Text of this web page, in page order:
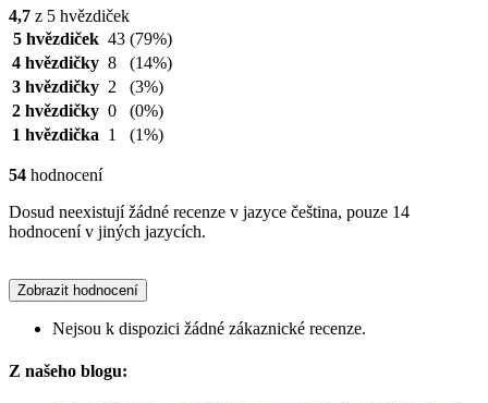
4,7 z 5 hvězdiček
5 hvězdiček 43 (79%)
4 hvězdičky 8
(14%)
3 hvězdičky 2
(3%)
2 hvězdičky 0
(0%)
1 hvězdička 1 (1%)
54 hodnocení
Dosud neexistují žádné recenze v jazyce čeština, pouze 14
hodnocení v jiných jazycích.
Zobrazit hodnocení
Nejsou k dispozici žádné zákaznické recenze.
Z našeho blogu: